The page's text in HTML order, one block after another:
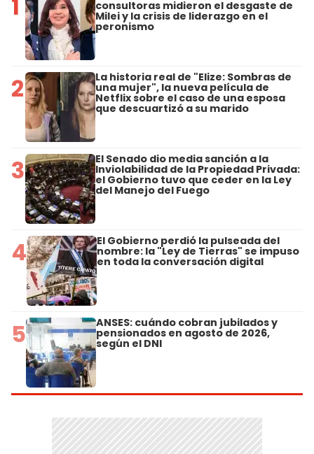
1 consultoras midieron el desgaste de
Milei y la crisis de liderazgo en el
peronismo
2 La historia real de "Elize: Sombras de
una mujer", la nueva película de
Netflix sobre el caso de una esposa
que descuartizó a su marido
3 El Senado dio media sanción a la
Inviolabilidad de la Propiedad Privada:
el Gobierno tuvo que ceder en la Ley
del Manejo del Fuego
4 El Gobierno perdió la pulseada del
nombre: la "Ley de Tierras" se impuso
en toda la conversación digital
5 ANSES: cuándo cobran jubilados y
pensionados en agosto de 2026,
según el DNI